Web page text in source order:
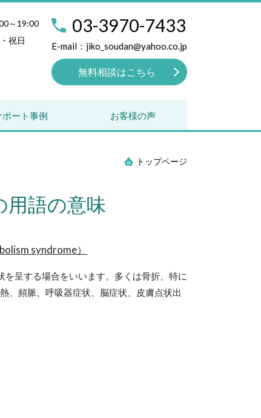
～19:00
祝日
03-3970-7433
E-mail：jiko_soudan@yahoo.co.jp
無料相談はこちら
ポート事例 お客様の声
トップページ
用語の意味
syndrome）
呈する場合をいいます。 多くは骨折、特に
、頻脈、呼吸器症状、脳症状、皮膚点状出